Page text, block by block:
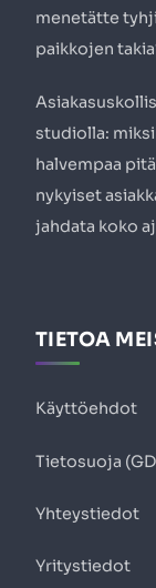
menetätte
paikkojen
studiolla:
halvempaa
nykyiset
jahdata koko
TIETOA
Käyttöehdot
Tietosuoja
Yhteystiedot
Yritystiedot